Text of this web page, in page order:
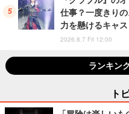
仕事？一度きり
力を懸けるキャ
2026.8.7 Fri 12:00
ランキン
ト